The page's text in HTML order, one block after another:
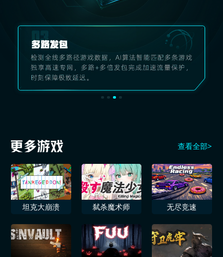
查看全部>
坦克大崩溃 弑杀魔术师 无尽竞速